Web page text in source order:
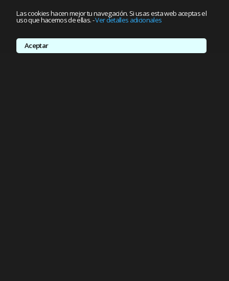
Las cookies hacen mejor tu navegación. Si usas esta web aceptas el
uso que hacemos de ellas.-Ver detalles adicionales
Aceptar